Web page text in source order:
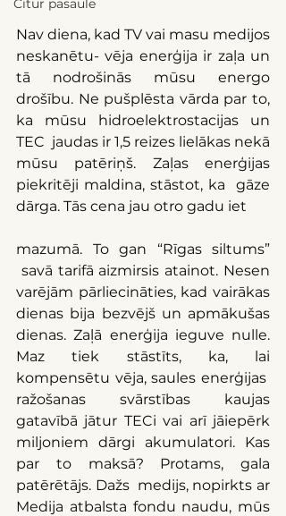
Citur pasaulē
Nav diena, kad TV vai masu medijos
neskanētu- vēja enerģija ir zaļa un
tā nodrošinās mūsu energo
drošību. Ne pušplēsta vārda par to,
ka mūsu hidroelektrostacijas un
TEC  jaudas ir 1,5 reizes lielākas nekā
mūsu patēriņš. Zaļas enerģijas
piekritēji maldina, stāstot, ka  gāze
dārga. Tās cena jau otro gadu iet
mazumā. To gan “Rīgas siltums”
savā tarifā aizmirsis atainot. Nesen
varējām pārliecināties, kad vairākas
dienas bija bezvējš un apmākušas
dienas. Zaļā enerģija ieguve nulle.
Maz tiek stāstīts, ka, lai
kompensētu vēja, saules enerģijas
ražošanas svārstības kaujas
gatavībā jātur TECi vai arī jāiepērk
miljoniem dārgi akumulatori. Kas
par to maksā? Protams, gala
patērētājs. Dažs  medijs, nopirkts ar
Medija atbalsta fondu naudu, mūs